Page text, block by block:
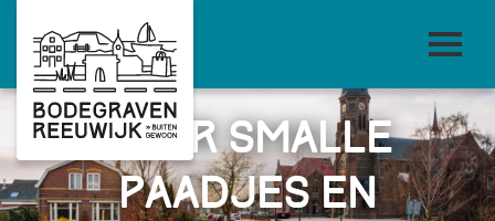
Over smalle
paadjes en